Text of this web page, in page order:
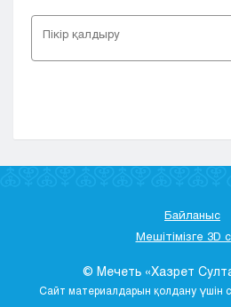
Байланыс
Мешітімізге 3D
© Мечеть «Хазрет
Сайт материалдарын қолдану үшін